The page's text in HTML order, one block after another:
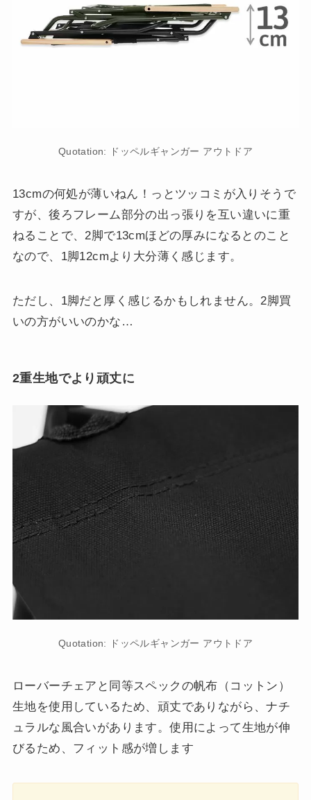
Quotation: ドッペルギャンガー アウトドア
13cmの何処が薄いねん！っとツッコミが入りそうで
すが、後ろフレーム部分の出っ張りを互い違いに重
ねることで、2脚で13cmほどの厚みになるとのこと
なので、1脚12cmより大分薄く感じます。
ただし、1脚だと厚く感じるかもしれません。2脚買
いの方がいいのかな…
2重生地でより頑丈に
Quotation: ドッペルギャンガー アウトドア
ローバーチェアと同等スペックの帆布（コットン）
生地を使用しているため、頑丈でありながら、ナチ
ュラルな風合いがあります。使用によって生地が伸
びるため、フィット感が増します